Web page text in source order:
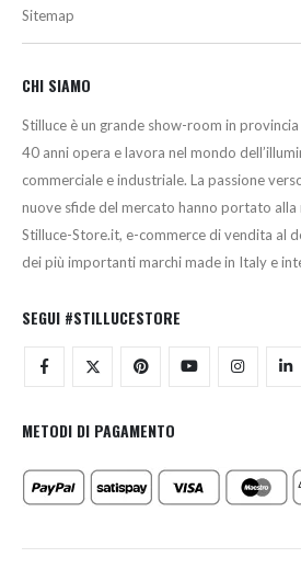
Sitemap
CHI SIAMO
Stilluce è un grande show-room in
40 anni opera e lavora nel mondo
commerciale e industriale. La passione
nuove sfide del mercato hanno portato
Stilluce-Store.it, e-commerce di vendita al
dei più importanti marchi made in Italy e
SEGUI #STILLUCESTORE
METODI DI PAGAMENTO